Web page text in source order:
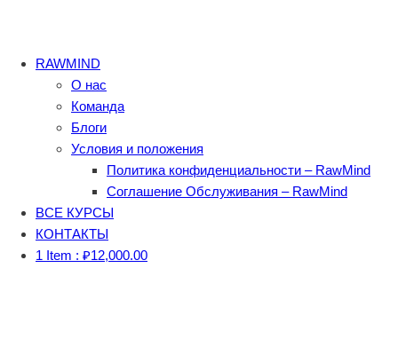
RAWMIND
О нас
Команда
Блоги
Условия и положения
Политика конфиденциальности – RawMind
Соглашение Обслуживания – RawMind
ВСЕ КУРСЫ
КОНТАКТЫ
1 Item : ₽12,000.00